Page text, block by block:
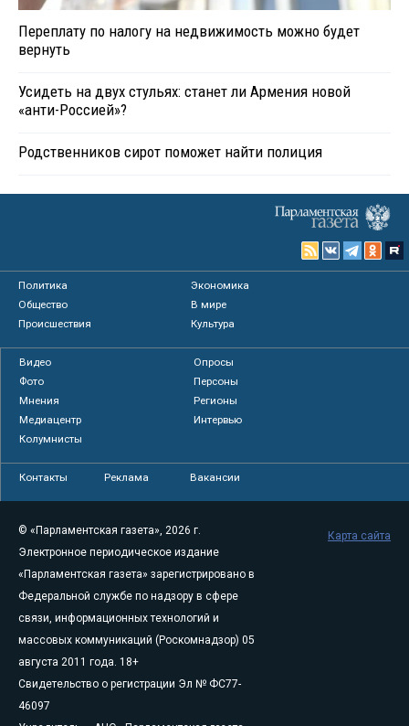
Переплату по налогу на недвижимость можно будет
вернуть
Усидеть на двух стульях: станет ли Армения новой
«анти-Россией»?
Родственников сирот поможет найти полиция
Политика
Экономика
Общество
В мире
Происшествия
Культура
Видео
Опросы
Фото
Персоны
Мнения
Регионы
Медиацентр
Интервью
Колумнисты
Контакты Реклама Вакансии
© «Парламентская газета», 2026 г.
Электронное периодическое издание
«Парламентская газета» зарегистрировано в
Федеральной службе по надзору в сфере
связи, информационных технологий и
массовых коммуникаций (Роскомнадзор) 05
августа 2011 года. 18+
Свидетельство о регистрации Эл № ФС77-
46097
Карта сайта